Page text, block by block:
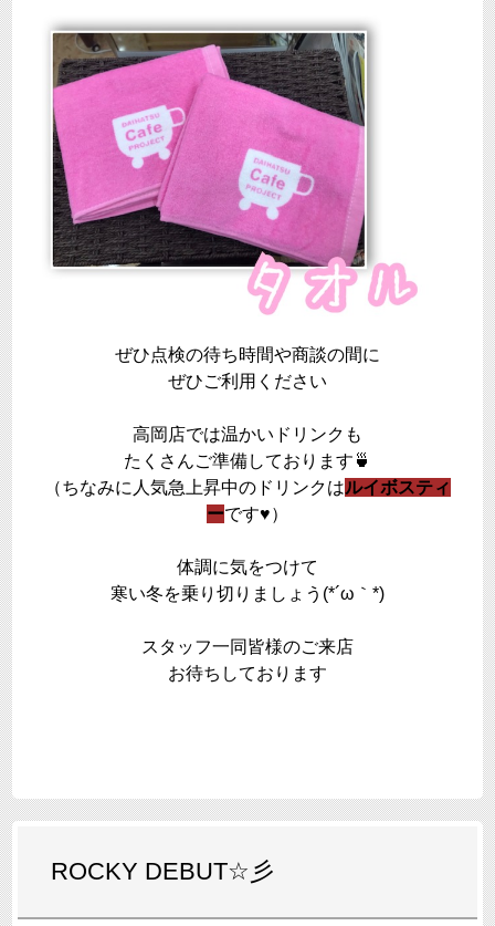
ぜひ点検の待ち時間や商談の間に
ぜひご利用ください
高岡店では温かいドリンクも
たくさんご準備しております🍵
（ちなみに人気急上昇中のドリンクはルイボスティ
ーです♥）
体調に気をつけて
寒い冬を乗り切りましょう(*´ω｀*)
スタッフ一同皆様のご来店
お待ちしております
ROCKY DEBUT☆彡